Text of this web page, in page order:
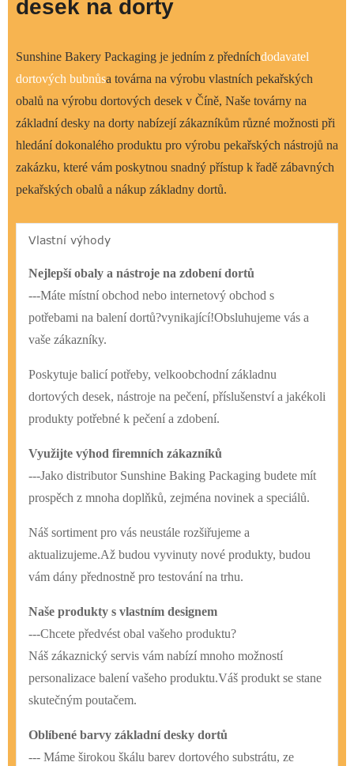
desek na dorty
Sunshine Bakery Packaging je jedním z předníchdodavatel
dortových bubnůsa továrna na výrobu vlastních pekařských
obalů na výrobu dortových desek v Číně, Naše továrny na
základní desky na dorty nabízejí zákazníkům různé možnosti při
hledání dokonalého produktu pro výrobu pekařských nástrojů na
zakázku, které vám poskytnou snadný přístup k řadě zábavných
pekařských obalů a nákup základny dortů.
Vlastní výhody
Nejlepší obaly a nástroje na zdobení dortů
---Máte místní obchod nebo internetový obchod s
potřebami na balení dortů?vynikající!Obsluhujeme vás a
vaše zákazníky.
Poskytuje balicí potřeby, velkoobchodní základnu
dortových desek, nástroje na pečení, příslušenství a jakékoli
produkty potřebné k pečení a zdobení.
Využijte výhod firemních zákazníků
---Jako distributor Sunshine Baking Packaging budete mít
prospěch z mnoha doplňků, zejména novinek a speciálů.
Náš sortiment pro vás neustále rozšiřujeme a
aktualizujeme.Až budou vyvinuty nové produkty, budou
vám dány přednostně pro testování na trhu.
Naše produkty s vlastním designem
---Chcete předvést obal vašeho produktu?
Náš zákaznický servis vám nabízí mnoho možností
personalizace balení vašeho produktu.Váš produkt se stane
skutečným poutačem.
Oblíbené barvy základní desky dortů
--- Máme širokou škálu barev dortového substrátu, ze